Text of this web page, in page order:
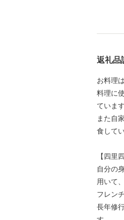
返礼品
お料理
料理に
ていま
また自
食して
【四里
自分の
用いて
フレン
長年修